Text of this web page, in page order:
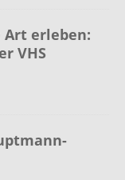
erleben:
VHS